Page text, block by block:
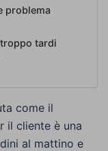
problema
tardi
come il
il cliente è una
al mattino e